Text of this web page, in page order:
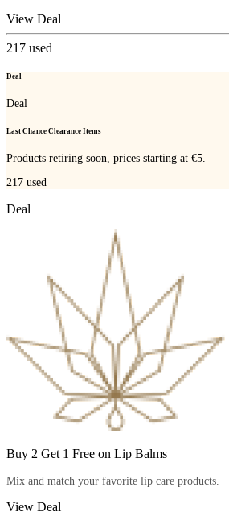
View Deal
217 used
Deal
Deal
Last Chance Clearance Items
Products retiring soon, prices starting at €5.
217 used
Deal
Buy 2 Get 1 Free on Lip Balms
Mix and match your favorite lip care products.
View Deal